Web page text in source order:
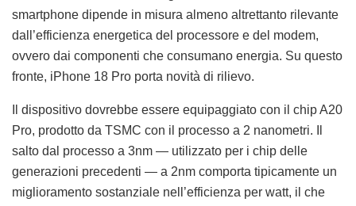
smartphone dipende in misura almeno altrettanto rilevante
dall’efficienza energetica del processore e del modem,
ovvero dai componenti che consumano energia. Su questo
fronte, iPhone 18 Pro porta novità di rilievo.
Il dispositivo dovrebbe essere equipaggiato con il chip A20
Pro, prodotto da TSMC con il processo a 2 nanometri. Il
salto dal processo a 3nm — utilizzato per i chip delle
generazioni precedenti — a 2nm comporta tipicamente un
miglioramento sostanziale nell’efficienza per watt, il che